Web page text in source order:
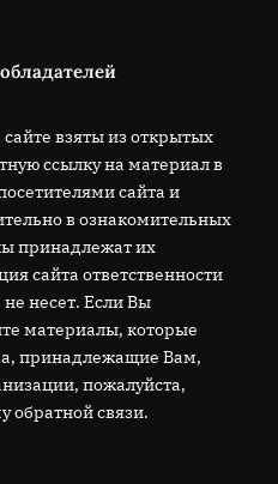
взяты из открытых
ссылку на материал в
сайта и
в ознакомительных
принадлежат их
сайта ответственности
несет. Если Вы
материалы, которые
принадлежащие Вам,
пожалуйста,
обратной связи.